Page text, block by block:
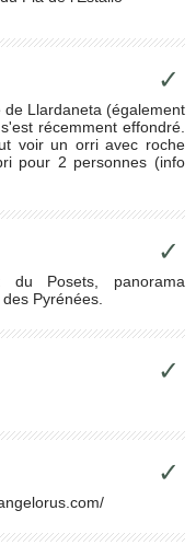
✓
Llardaneta (également
récemment effondré.
voir un orri avec roche
pour 2 personnes (info
✓
du Posets, panorama
Pyrénées.
✓
✓